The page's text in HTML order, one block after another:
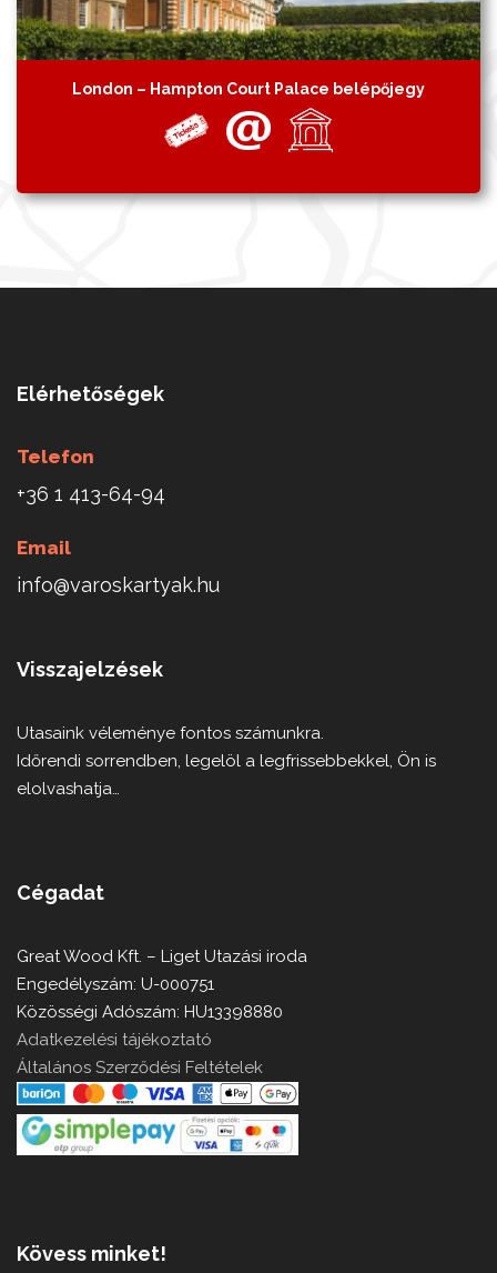
London – Hampton Court Palace belépőjegy
Elérhetőségek
Telefon
+36 1 413-64-94
Email
info@varoskartyak.hu
Visszajelzések
Utasaink véleménye fontos számunkra.
Időrendi sorrendben, legelöl a legfrissebbekkel, Ön is
elolvashatja…
Cégadat
Great Wood Kft. – Liget Utazási iroda
Engedélyszám: U-000751
Közösségi Adószám: HU13398880
Adatkezelési tájékoztató
Általános Szerződési Feltételek
Kövess minket!